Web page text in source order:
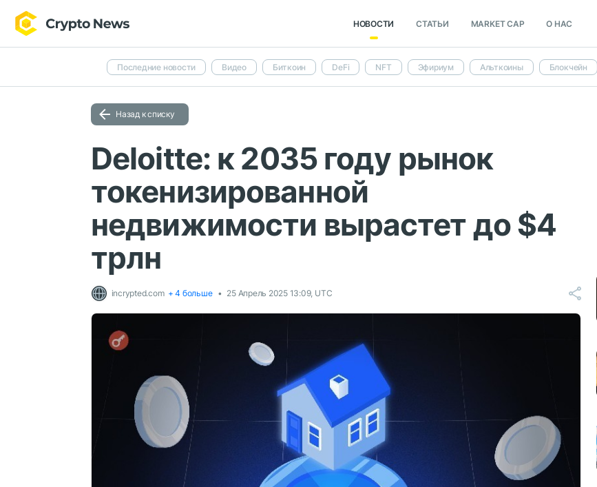
НОВОСТИ СТАТЬИ MARKET CAP О НАС
Последние новости Видео Биткоин DeFi NFT Эфириум Альткоины Блокчейн
Назад к списку
Deloitte: к 2035 году рынок
токенизированной
недвижимости вырастет до $4
трлн
incrypted.com + 4 больше 25 Апрель 2025 13:09, UTC